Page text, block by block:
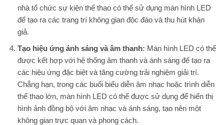
nhà tổ chức sự kiện thể thao có thể sử dụng màn hình LED
để tạo ra các trang trí không gian độc đáo và thu hút khán
giả.
Tạo hiệu ứng ánh sáng và âm thanh: Màn hình LED có thể
được kết hợp với hệ thống âm thanh và ánh sáng để tạo ra
các hiệu ứng đặc biệt và tăng cường trải nghiệm giải trí.
Chẳng hạn, trong các buổi biểu diễn âm nhạc hoặc trình diễn
thể thao lớn, màn hình LED có thể được sử dụng để hiển thị
hình ảnh đồng bộ với âm nhạc và ánh sáng, tạo nên một
không gian trực quan và phong cách.